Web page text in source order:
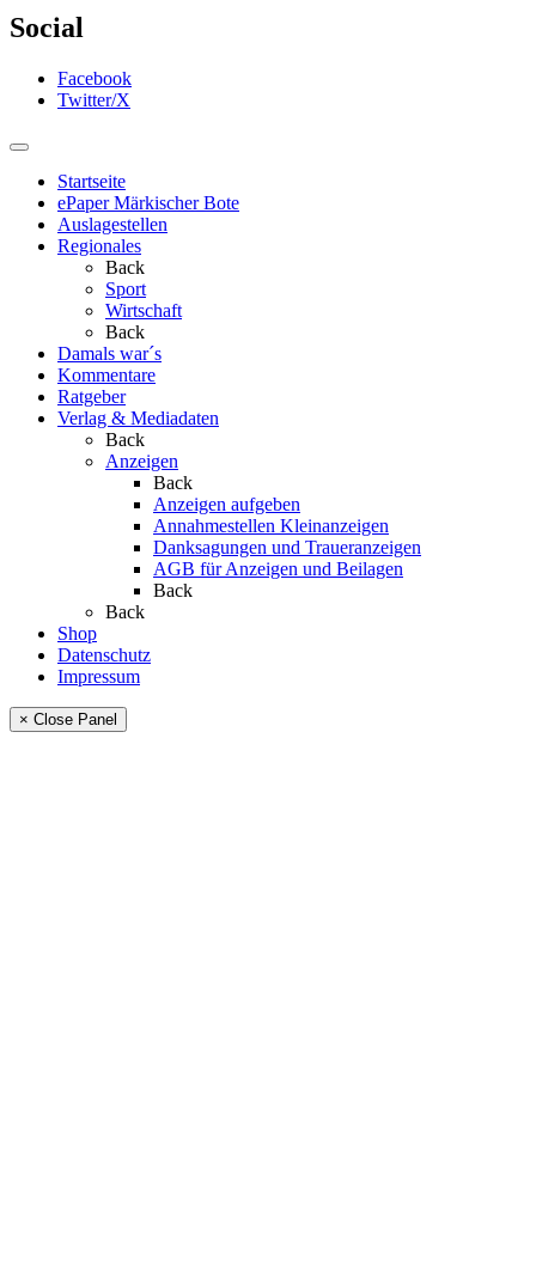
Social
Facebook
Twitter/X
Startseite
ePaper Märkischer Bote
Auslagestellen
Regionales
Back
Sport
Wirtschaft
Back
Damals war´s
Kommentare
Ratgeber
Verlag & Mediadaten
Back
Anzeigen
Back
Anzeigen aufgeben
Annahmestellen Kleinanzeigen
Danksagungen und Traueranzeigen
AGB für Anzeigen und Beilagen
Back
Back
Shop
Datenschutz
Impressum
× Close Panel